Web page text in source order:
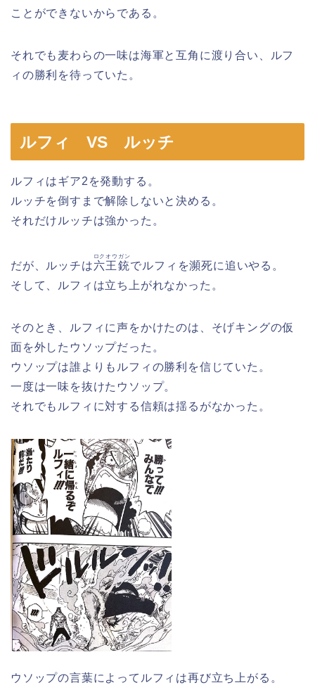
ことができないからである。
それでも麦わらの一味は海軍と互角に渡り合い、ルフ
ィの勝利を待っていた。
ルフィ VS ルッチ
ルフィはギア2を発動する。
ルッチを倒すまで解除しないと決める。
それだけルッチは強かった。
だが、ルッチは六王銃
ロクオウガン
でルフィを瀕死に追いやる。
そして、ルフィは立ち上がれなかった。
そのとき、ルフィに声をかけたのは、そげキングの仮
面を外したウソップだった。
ウソップは誰よりもルフィの勝利を信じていた。
一度は一味を抜けたウソップ。
それでもルフィに対する信頼は揺るがなかった。
ウソップの言葉によってルフィは再び立ち上がる。